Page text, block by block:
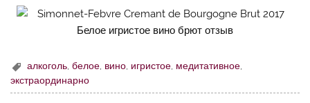
алкоголь ,белое вино игристое медитативное
экстраординарно